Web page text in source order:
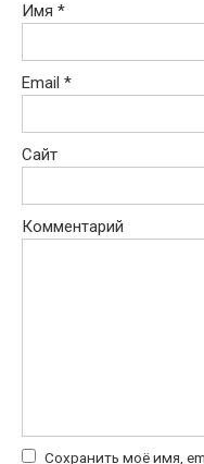
Имя *
Email *
Сайт
Комментарий
Сохранить моё имя,